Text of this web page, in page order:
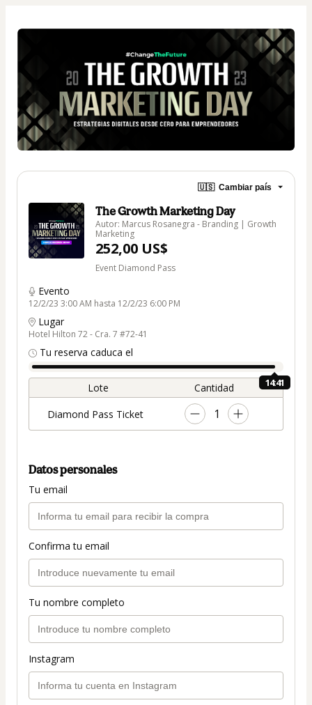
🇺🇸 Cambiar país
The Growth Marketing Day
Autor: Marcus Rosanegra - Branding | Growth
Marketing
252,00 US$
Event Diamond Pass
Evento
12/2/23 3:00 AM hasta 12/2/23 6:00 PM
Lugar
Hotel Hilton 72 - Cra. 7 #72-41
Tu reserva caduca el
14:41
Lote
Cantidad
Diamond Pass Ticket
1
Datos personales
Tu email
Confirma tu email
Tu nombre completo
Instagram